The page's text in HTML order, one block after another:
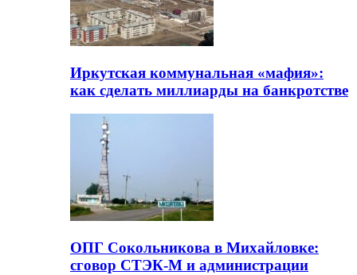
Иркутская коммунальная «мафия»:
как сделать миллиарды на банкротстве
ОПГ Сокольникова в Михайловке:
сговор СТЭК-М и администрации